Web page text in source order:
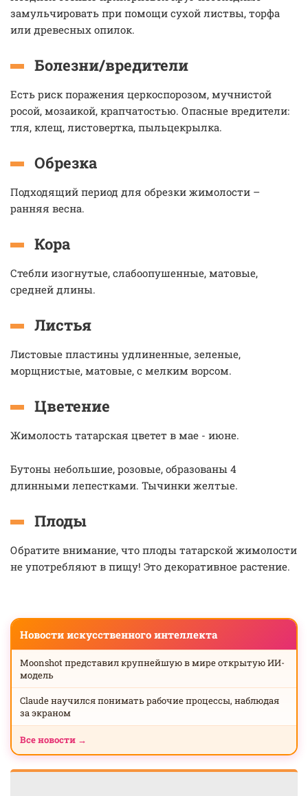
замульчировать при помощи сухой листвы, торфа
или древесных опилок.
Болезни/вредители
Есть риск поражения церкоспорозом, мучнистой
росой, мозаикой, крапчатостью. Опасные вредители:
тля, клещ, листовертка, пыльцекрылка.
Обрезка
Подходящий период для обрезки жимолости –
ранняя весна.
Кора
Стебли изогнутые, слабоопушенные, матовые,
средней длины.
Листья
Листовые пластины удлиненные, зеленые,
морщнистые, матовые, с мелким ворсом.
Цветение
Жимолость татарская цветет в мае - июне.
Бутоны небольшие, розовые, образованы 4
длинными лепестками. Тычинки желтые.
Плоды
Обратите внимание, что плоды татарской жимолости
не употребляют в пищу! Это декоративное растение.
Новости искусственного интеллекта
Moonshot представил крупнейшую в мире открытую ИИ-
модель
Claude научился понимать рабочие процессы, наблюдая
за экраном
Все новости →